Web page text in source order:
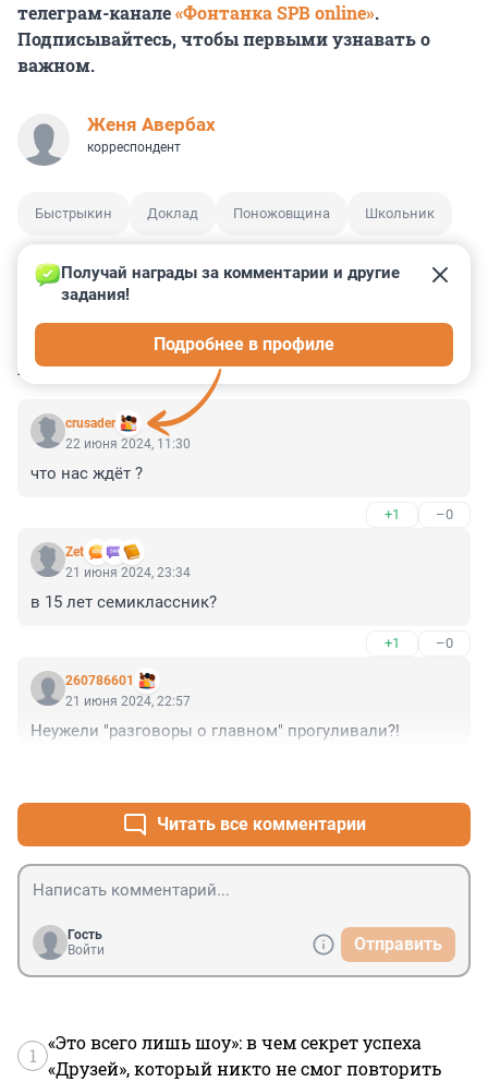
телеграм-канале«Фонтанка SPB online».
Подписывайтесь, чтобы первыми узнавать о
важном.
Женя Авербах
корреспондент
Быстрыкин Доклад Поножовщина Школьник
КОММЕНТАРИИ 3
crusader
Получай награды за комментарии и другие
задания!
Подробнее в профиле
22 июня 2024, 11:30
что нас ждёт ?
+1 –0
Zet
21 июня 2024, 23:34
в 15 лет семиклассник?
+1 –0
260786601
21 июня 2024, 22:57
Неужели "разговоры о главном" прогуливали?!
Читать все комментарии
Гость
Войти
Отправить
1
«Это всего лишь шоу»: в чем секрет успеха
«Друзей», который никто не смог повторить